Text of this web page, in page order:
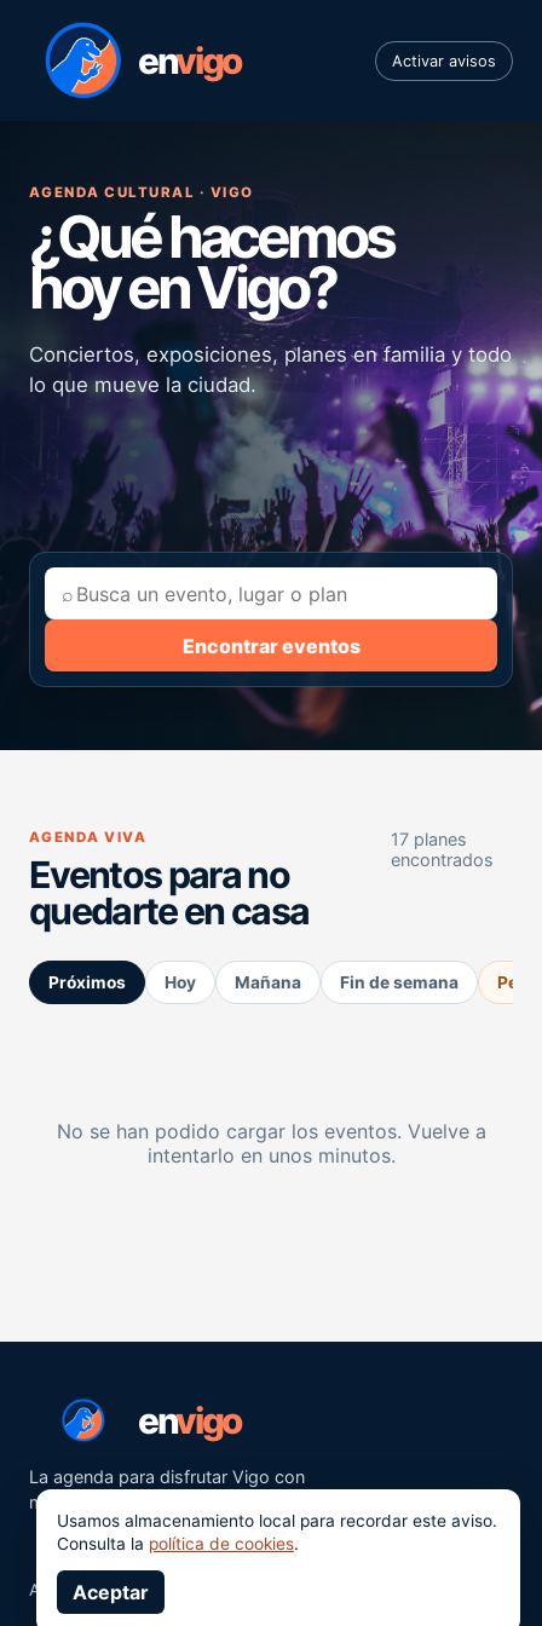
envigo Activar avisos
AGENDA CULTURAL · VIGO
¿Qué hacemos
hoy en Vigo?
Conciertos, exposiciones, planes en familia y todo
lo que mueve la ciudad.
⌕
Encontrar eventos
AGENDA VIVA
Eventos para no
quedarte en casa
17 planes
encontrados
Próximos Hoy Mañana Fin de semana
No se han podido cargar los eventos. Vuelve a
intentarlo en unos minutos.
envigo
La agenda para disfrutar Vigo con
más ganas.
Aviso legalPrivacidad
Usamos almacenamiento local para recordar este aviso.
Consulta la política de cookies.
Aceptar